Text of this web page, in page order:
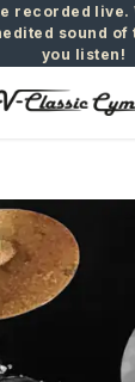
recorded live.
sound of
you listen!